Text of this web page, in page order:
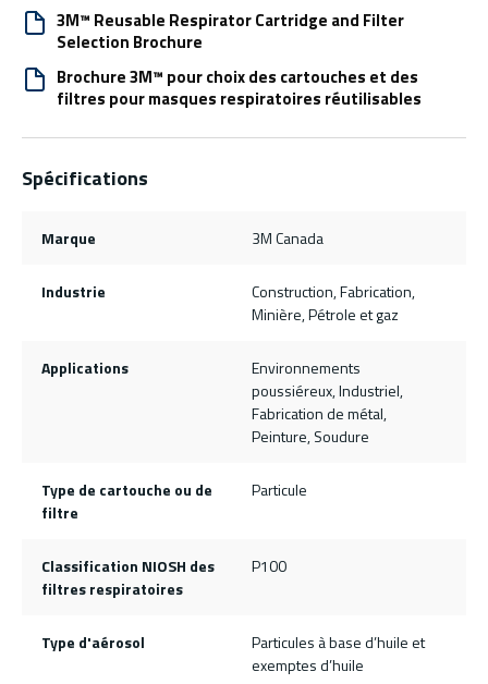
3M™ Reusable Respirator Cartridge and Filter
Selection Brochure
Brochure 3M™ pour choix des cartouches et des
filtres pour masques respiratoires réutilisables
Spécifications
Marque 3M Canada
Industrie
Construction, Fabrication,
Minière, Pétrole et gaz
Applications
Environnements
poussiéreux, Industriel,
Fabrication de métal,
Peinture, Soudure
Type de cartouche ou de
filtre
Particule
Classification NIOSH des
filtres respiratoires
P100
Type d'aérosol
Particules à base d’huile et
exemptes d’huile